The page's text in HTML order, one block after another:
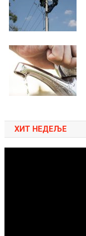
ХИТ НЕДЕЉЕ